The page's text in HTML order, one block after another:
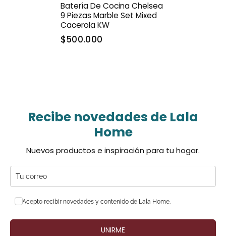
Batería De Cocina Chelsea
9 Piezas Marble Set Mixed
Cacerola KW
$500.000
Recibe novedades de Lala
Home
Nuevos productos e inspiración para tu hogar.
Acepto recibir novedades y contenido de Lala Home.
UNIRME